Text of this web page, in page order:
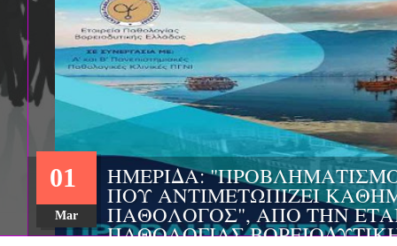
ΣΥΝΕΔΡΙΟ: «ΚΟΙΝΩΝΙΚΕΣ
ΦΡΟΝΤΙΔΑΣ», ΑΠΟ ΤΗΝ
ΨΥΧΙΑΤΡΙΚΗΣ Π.
EΥΡΩΠΑΪΚΟ ΔΙΚΤΥΟ
22
Aug